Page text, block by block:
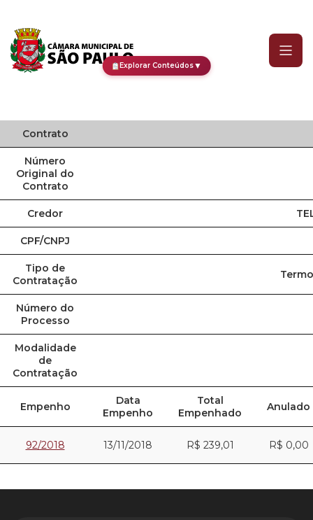
Explorar Conteúdos▼
Contrato
Número
Original do
Contrato
Credor
CPF/CNPJ
Tipo de
Contratação
Número do
Processo
Modalidade
de
Contratação
Empenho
Data
Empenho
Total
Empenhado
Anulado
92/2018 13/11/2018 R$ 239,01 R$ 0,00